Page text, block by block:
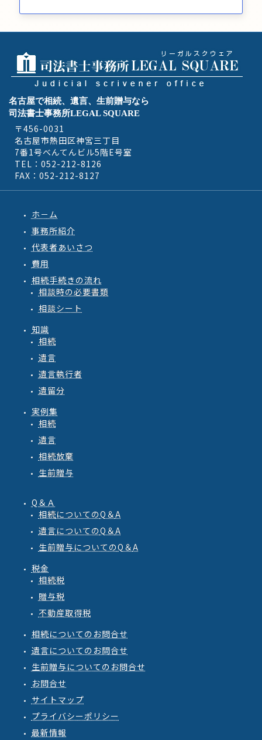
名古屋で相続、遺言、生前贈与なら
司法書士事務所LEGAL SQUARE
〒456-0031
名古屋市熱田区神宮三丁目
7番1号べんてんビル5階E号室
TEL：052-212-8126
FAX：052-212-8127
ホ－ム
事務所紹介
代表者あいさつ
費用
相続手続きの流れ
相談時の必要書類
相談シート
知識
相続
遺言
遺言執行者
遺留分
実例集
相続
遺言
相続放棄
生前贈与
Q＆Ａ
相続についてのQ ＆A
遺言についてのQ ＆A
生前贈与についてのQ ＆A
税金
相続税
贈与税
不動産取得税
相続についてのお問合せ
遺言についてのお問合せ
生前贈与についてのお問合せ
お問合せ
サイトマップ
プライバシーポリシー
最新情報